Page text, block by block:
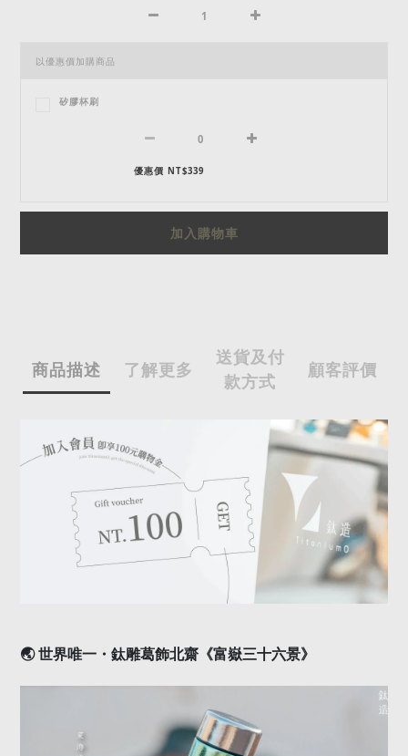
以優惠價加購商品
矽膠杯刷
優惠價 NT$339
加入購物車
商品描述 了解更多
送貨及付
款方式
顧客評價
🌏 世界唯一・鈦雕葛飾北齋《富嶽三十六景》